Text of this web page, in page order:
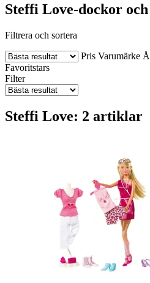
Steffi Love-dockor
Filtrera och sortera
Pris Varumärke
Favoritstars
Filter
Steffi Love: 2 artiklar